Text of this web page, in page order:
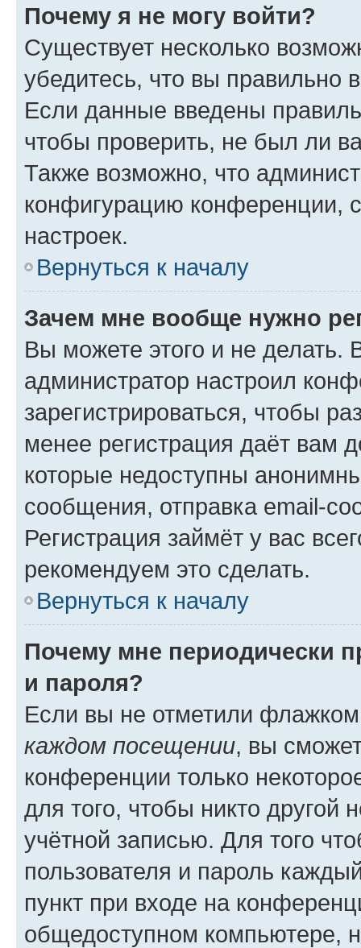
Почему я не могу войти?
Существует несколько
убедитесь, что вы правильно
Если данные введены
чтобы проверить, не был ли
Также возможно, что
конфигурацию конференции,
настроек.
Вернуться к началу
Зачем мне вообще нужно
Вы можете этого и не делать.
администратор настроил
зарегистрироваться, чтобы
менее регистрация даёт вам
которые недоступны
сообщения, отправка email-
Регистрация займёт у вас
рекомендуем это сделать.
Вернуться к началу
Почему мне периодически
и пароля?
Если вы не отметили
каждом посещении, вы
конференции только
для того, чтобы никто другой
учётной записью. Для того
пользователя и пароль
пункт при входе на
общедоступном компьютере,